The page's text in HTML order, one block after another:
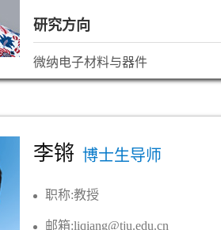
研究方向
微纳电子材料与器件
李锵 博士生导师
职称:教授
邮箱:liqiang@tju.edu.cn